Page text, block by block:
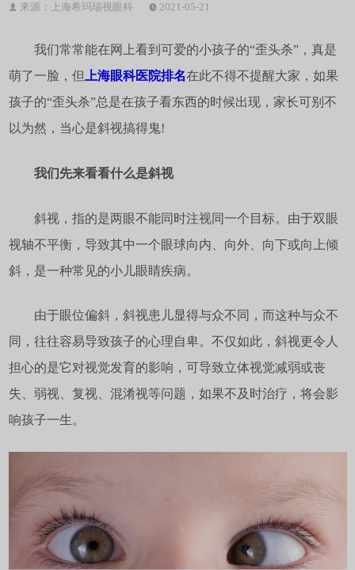
来源：上海希玛瑞视眼科 2021-05-21
我们常常能在网上看到可爱的小孩子的“歪头杀”，真是
萌了一脸，但 上海眼科医院排名在此不得不提醒大家，如果
孩子的“歪头杀”总是在孩子看东西的时候出现，家长可别不
以为然，当心是斜视搞得鬼!
我们先来看看什么是斜视
斜视，指的是两眼不能同时注视同一个目标。由于双眼
视轴不平衡，导致其中一个眼球向内、向外、向下或向上倾
斜，是一种常见的小儿眼睛疾病。
由于眼位偏斜，斜视患儿显得与众不同，而这种与众不
同，往往容易导致孩子的心理自卑。不仅如此，斜视更令人
担心的是它对视觉发育的影响，可导致立体视觉减弱或丧
失、弱视、复视、混淆视等问题，如果不及时治疗，将会影
响孩子一生。